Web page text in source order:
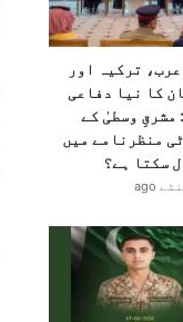
ترکیہ اور
کا نیا دفاعی
مشرقِ وسطیٰ کے
منظرنامے میں
سکتا ہے؟